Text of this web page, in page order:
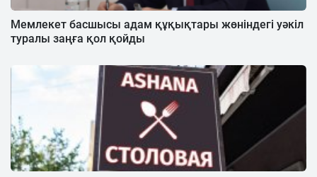
Мемлекет басшысы адам құқықтары жөніндегі уәкіл
туралы заңға қол қойды